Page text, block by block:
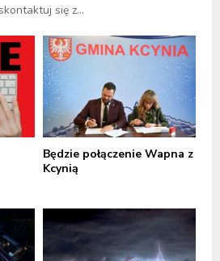
się z...
Będzie połączenie Wapna z
Kcynią